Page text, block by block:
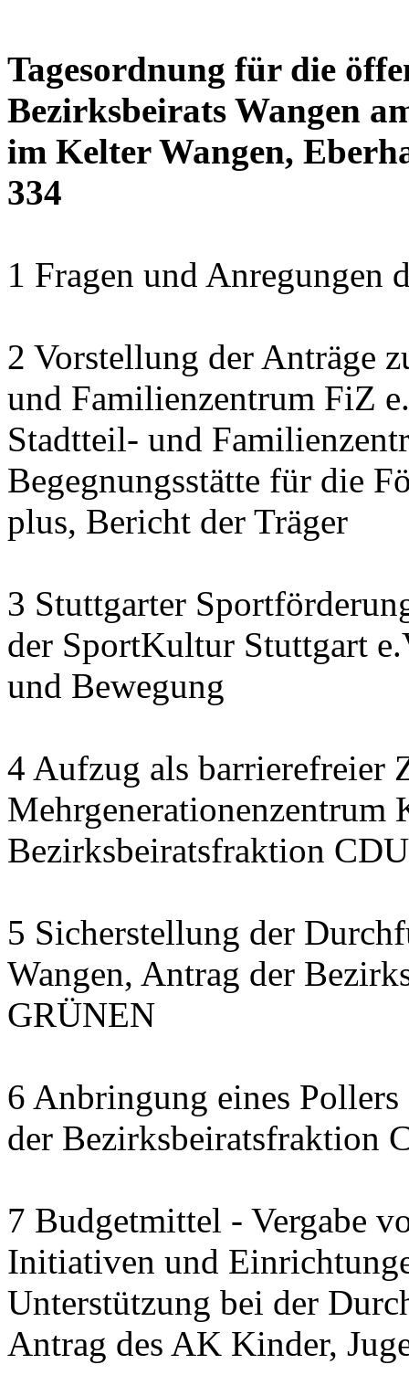
Tagesordnung für die
Bezirksbeirats Wangen
im Kelter Wangen,
334
1 Fragen und Anregungen
2 Vorstellung der Anträge
und Familienzentrum FiZ
Stadtteil- und
Begegnungsstätte für die
plus, Bericht der Träger
3 Stuttgarter
der SportKultur Stuttgart
und Bewegung
4 Aufzug als barrierefreier
Mehrgenerationenzentrum
Bezirksbeiratsfraktion CDU
5 Sicherstellung der
Wangen, Antrag der
GRÜNEN
6 Anbringung eines
der Bezirksbeiratsfraktion
7 Budgetmittel - Vergabe
Initiativen und
Unterstützung bei der
Antrag des AK Kinder,